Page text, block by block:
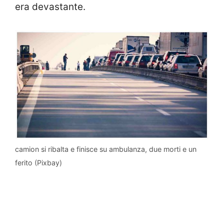
era devastante.
camion si ribalta e finisce su ambulanza, due morti e un
ferito (Pixbay)